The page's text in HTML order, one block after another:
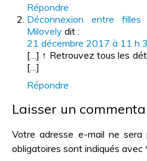
Répondre
Déconnexion entre
Milovely dit :
21 décembre 2017 à 11 h
[…] ↑ Retrouvez tous les
[…]
Répondre
Laisser un
Votre adresse e-mail ne sera
obligatoires sont indiqués avec